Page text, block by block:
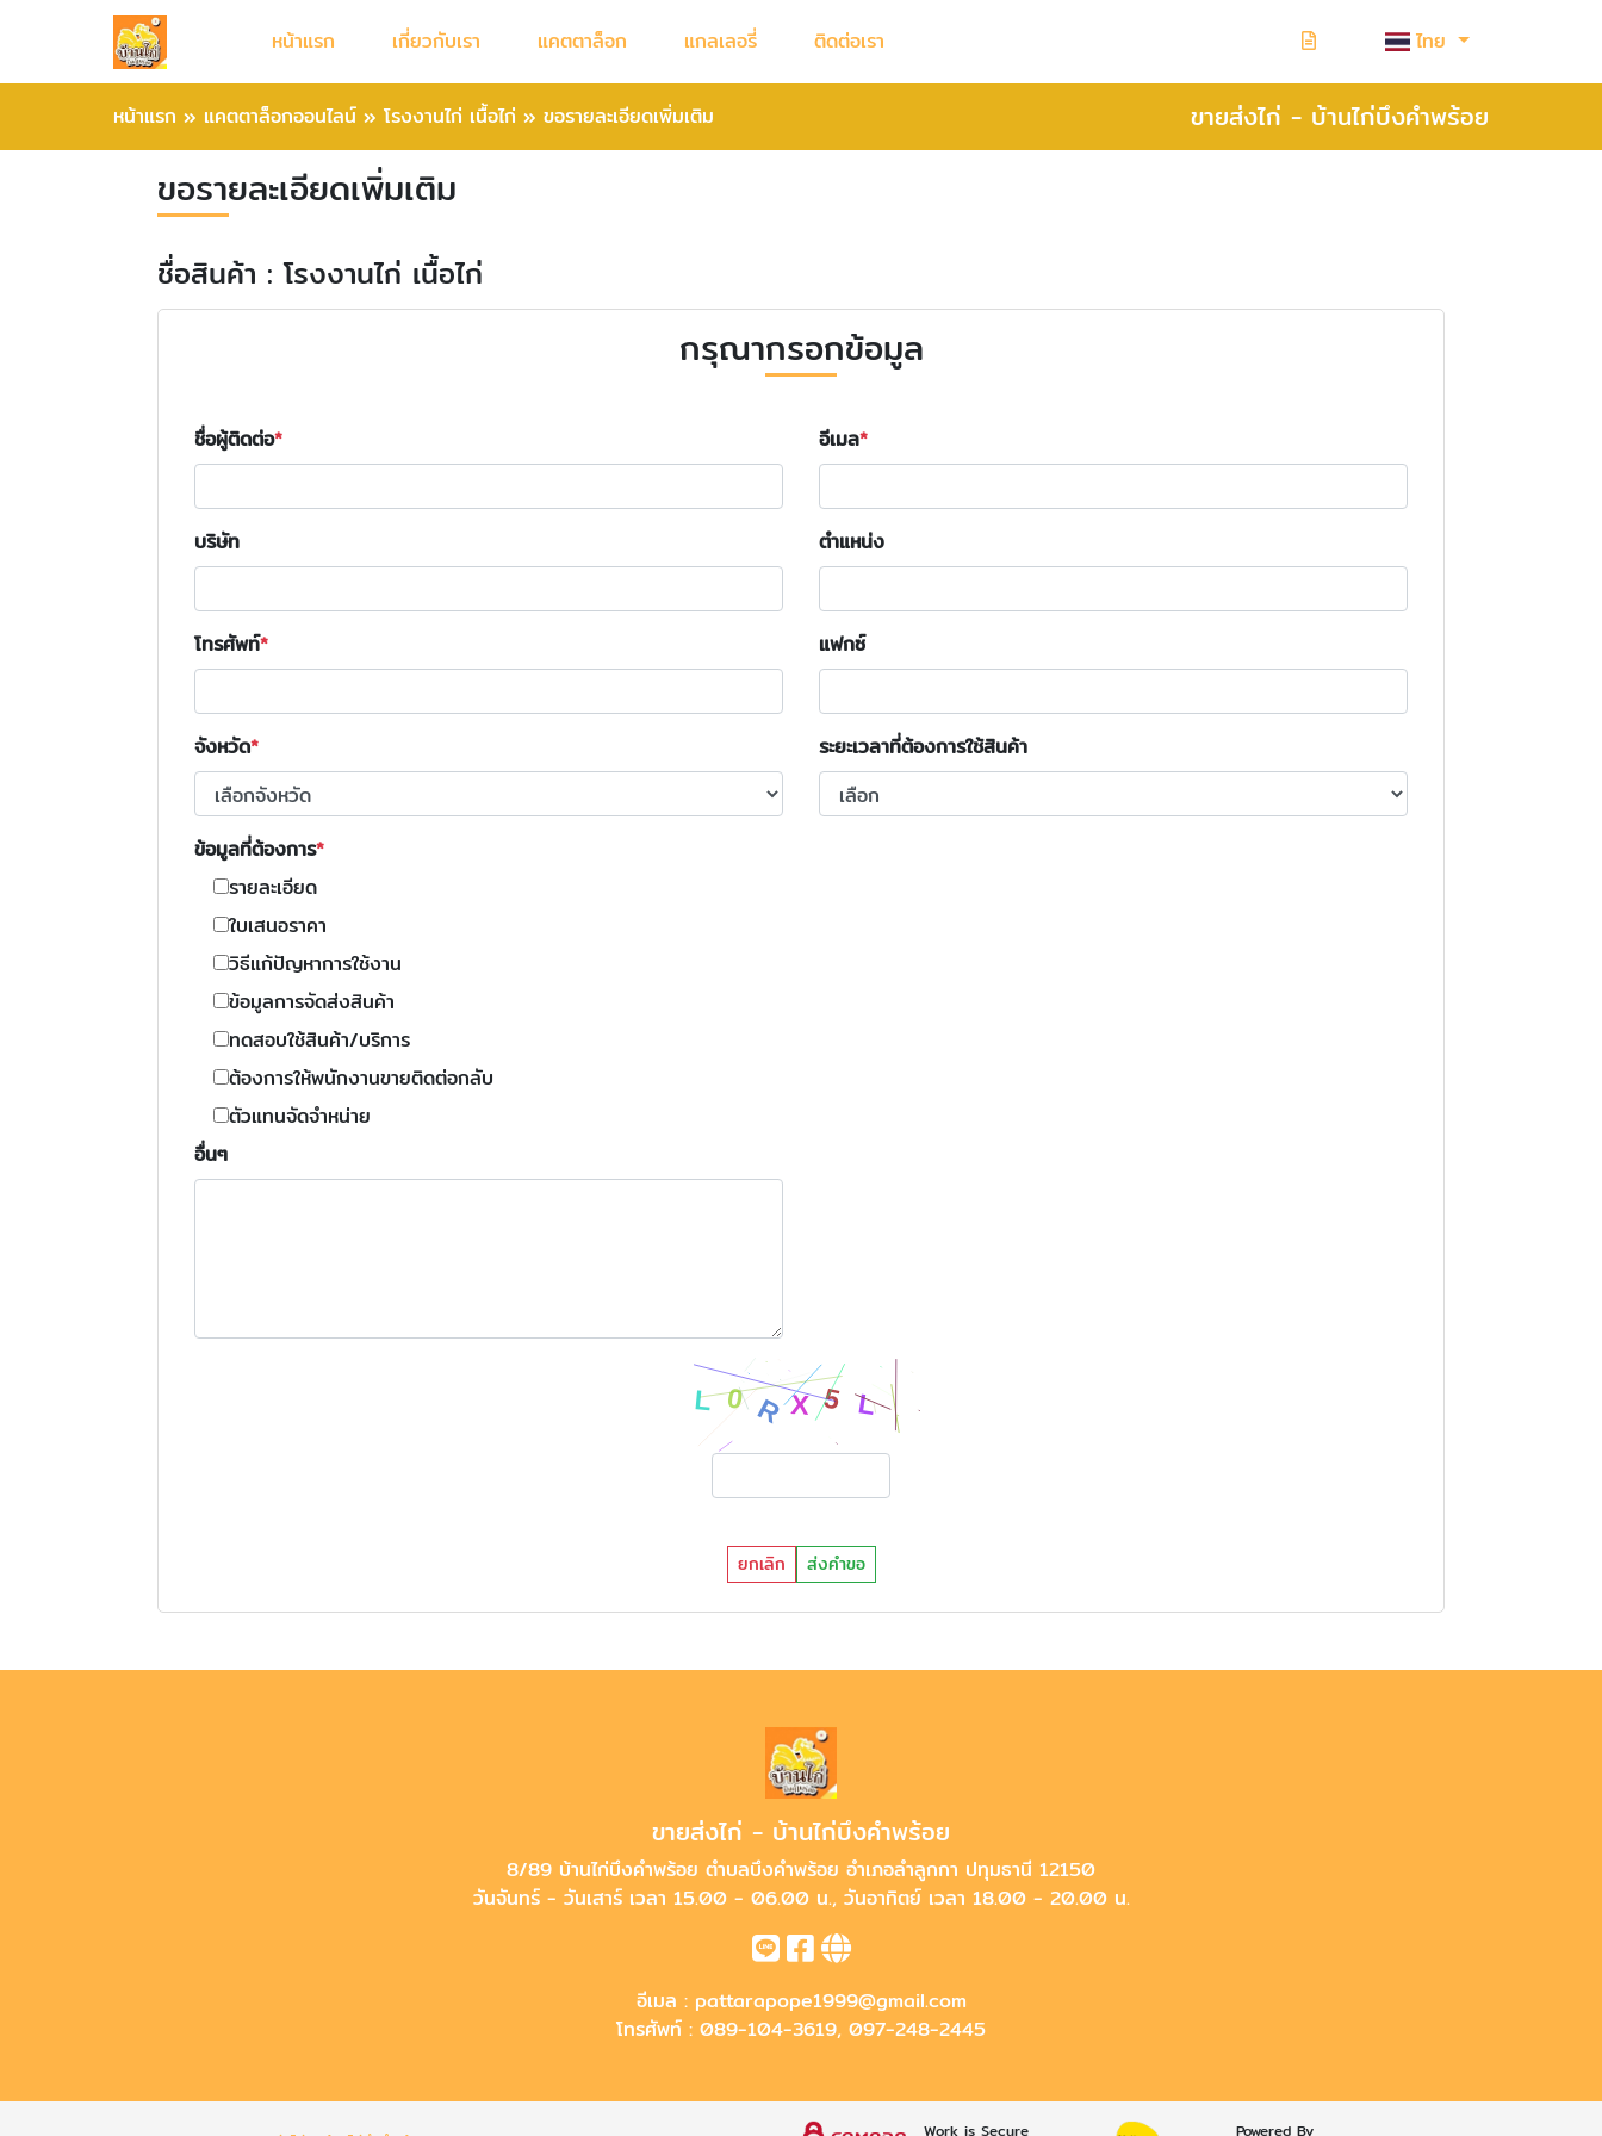
หน้าแรก เกี่ยวกับเรา แคตตาล็อก แกลเลอรี่ ติดต่อเรา ไทย
หน้าแรก » แคตตาล็อกออนไลน์ » โรงงานไก่ เนื้อไก่ » ขอรายละเอียดเพิ่มเติม ขายส่งไก่ - บ้านไก่บึงคำพร้อย
ขอรายละเอียดเพิ่มเติม
ชื่อสินค้า : โรงงานไก่ เนื้อไก่
กรุณากรอกข้อมูล
ชื่อผู้ติดต่อ อีเมล
บริษัท ตำแหน่ง
โทรศัพท์ แฟกซ์
จังหวัด ระยะเวลาที่ต้องการใช้สินค้า
ข้อมูลที่ต้องการ
รายละเอียด
ใบเสนอราคา
วิธีแก้ปัญหาการใช้งาน
ข้อมูลการจัดส่งสินค้า
ทดสอบใช้สินค้า/บริการ
ต้องการให้พนักงานขายติดต่อกลับ
ตัวแทนจัดจำหน่าย
อื่นๆ
ยกเลิก ส่งคำขอ
ขายส่งไก่ - บ้านไก่บึงคำพร้อย
8/89 บ้านไก่บึงคำพร้อย ตำบลบึงคำพร้อย อำเภอลำลูกกา ปทุมธานี 12150
วันจันทร์ - วันเสาร์ เวลา 15.00 - 06.00 น., วันอาทิตย์ เวลา 18.00 - 20.00 น.
อีเมล : pattarapope1999@gmail.com
โทรศัพท์ : 089-104-3619, 097-248-2445
Work is Secure Powered By